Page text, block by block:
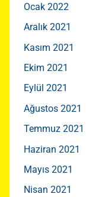
Ocak 2022
Aralık 2021
Kasım 2021
Ekim 2021
Eylül 2021
Ağustos 2021
Temmuz 2021
Haziran 2021
Mayıs 2021
Nisan 2021